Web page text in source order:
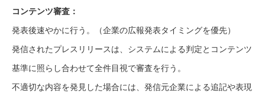
コンテンツ審査：
発表後速やかに行う。（企業の広報発表タイミングを優先）
発信されたプレスリリースは、システムによる判定とコンテンツ
基準に照らし合わせて全件目視で審査を行う。
不適切な内容を発見した場合には、発信元企業による追記や表現